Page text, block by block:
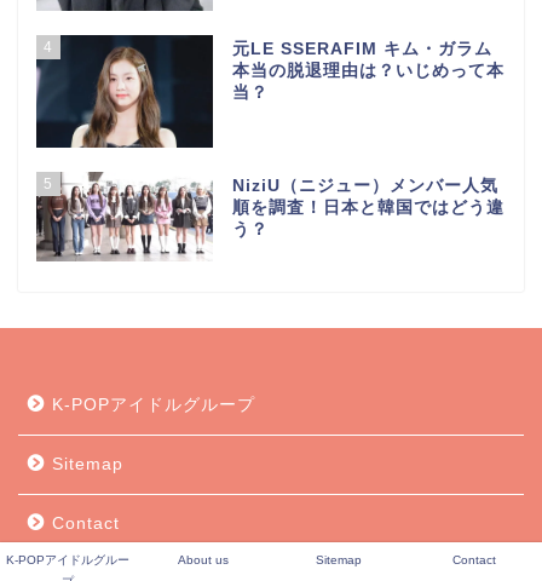
4
元LE SSERAFIM キム・ガラム
本当の脱退理由は？いじめって本
当？
5
NiziU（ニジュー）メンバー人気
順を調査！日本と韓国ではどう違
う？
K-POPアイドルグループ
Sitemap
Contact
K-POPアイドルグルー
About us Sitemap Contact